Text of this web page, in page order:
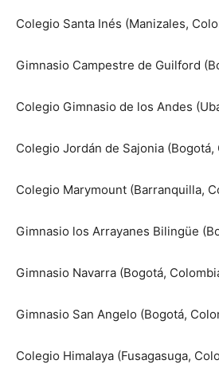
Colegio Santa Inés (Manizales,
Gimnasio Campestre de Guilford
Colegio Gimnasio de los Andes
Colegio Jordán de Sajonia (Bogotá,
Colegio Marymount (Barranquilla,
Gimnasio los Arrayanes Bilingüe
Gimnasio Navarra (Bogotá,
Gimnasio San Angelo (Bogotá,
Colegio Himalaya (Fusagasuga,